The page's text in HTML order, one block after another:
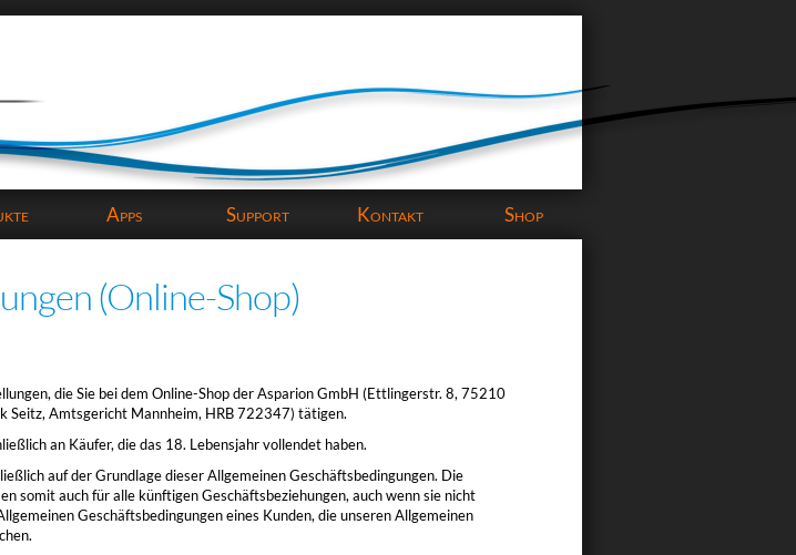
Apps Support Kontakt Shop
(Online-Shop)
die Sie bei dem Online-Shop der Asparion GmbH (Ettlingerstr. 8, 75210
Seitz, Amtsgericht Mannheim, HRB 722347) tätigen.
an Käufer, die das 18. Lebensjahr vollendet haben.
auf der Grundlage dieser Allgemeinen Geschäftsbedingungen. Die
somit auch für alle künftigen Geschäftsbeziehungen, auch wenn sie nicht
Geschäftsbedingungen eines Kunden, die unseren Allgemeinen